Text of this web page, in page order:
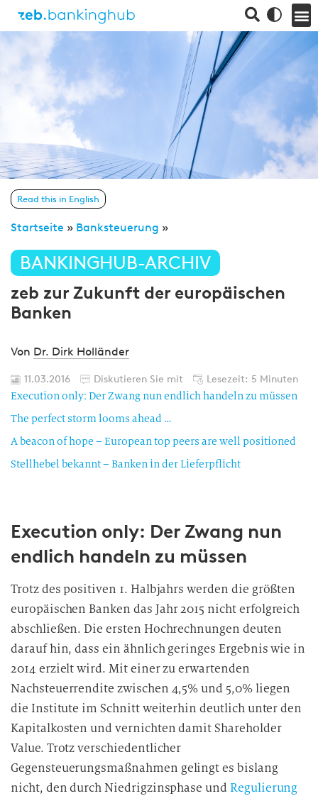
Read this in English
Startseite » Banksteuerung »
BANKINGHUB-ARCHIV
zeb zur Zukunft der europäischen
Banken
Von Dr. Dirk Holländer
11.03.2016 Diskutieren Sie mit Lesezeit: 5 Minuten
Execution only: Der Zwang nun endlich handeln zu müssen
The perfect storm looms ahead …
A beacon of hope – European top peers are well positioned
Stellhebel bekannt – Banken in der Lieferpflicht
Execution only: Der Zwang nun
endlich handeln zu müssen
Trotz des positiven 1. Halbjahrs werden die größten
europäischen Banken das Jahr 2015 nicht erfolgreich
abschließen. Die ersten Hochrechnungen deuten
darauf hin, dass ein ähnlich geringes Ergebnis wie in
2014 erzielt wird. Mit einer zu erwartenden
Nachsteuerrendite zwischen 4,5% und 5,0% liegen
die Institute im Schnitt weiterhin deutlich unter den
Kapitalkosten und vernichten damit Shareholder
Value. Trotz verschiedentlicher
Gegensteuerungsmaßnahmen gelingt es bislang
nicht, den durch Niedrigzinsphase und Regulierung